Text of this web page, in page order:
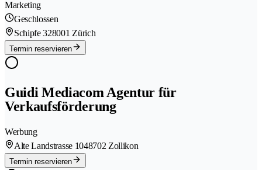
Marketing
Geschlossen
Schipfe 328001 Zürich
Termin reservieren
Guidi Mediacom Agentur für
Verkaufsförderung
Werbung
Alte Landstrasse 1048702 Zollikon
Termin reservieren